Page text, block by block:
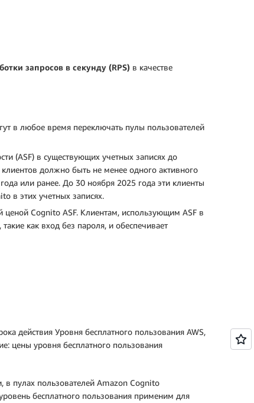
запросов в секунду (RPS) в качестве
в любое время переключать пулы пользователей
(ASF) в существующих учетных записях до
должно быть не менее одного активного
или ранее. До 30 ноября 2025 года эти клиенты
в этих учетных записях.
ценой Cognito ASF. Клиентам, использующим ASF в
как вход без пароля, и обеспечивает
действия Уровня бесплатного пользования AWS,
цены уровня бесплатного пользования
в пулах пользователей Amazon Cognito
бесплатного пользования применим для